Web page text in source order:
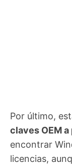
Por último,
claves OEM
encontrar
licencias,